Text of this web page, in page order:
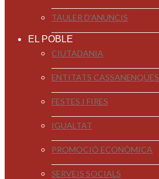
TAULER D'ANUNCIS
EL POBLE
CIUTADANIA
ENTITATS CASSANENQUES
FESTES I FIRES
IGUALTAT
PROMOCIÓ ECONÒMICA
SERVEIS SOCIALS